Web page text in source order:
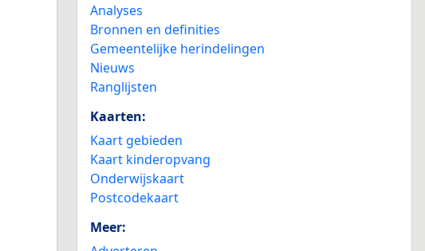
Analyses
Bronnen en definities
Gemeentelijke herindelingen
Nieuws
Ranglijsten
Kaarten:
Kaart gebieden
Kaart kinderopvang
Onderwijskaart
Postcodekaart
Meer: